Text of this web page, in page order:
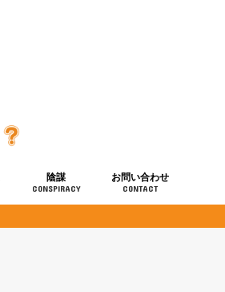
陰謀
CONSPIRACY
お問い合わせ
CONTACT